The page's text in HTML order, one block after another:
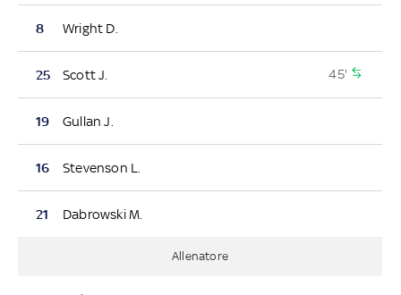
8 Wright D.
25 Scott J. 45'
19 Gullan J.
16 Stevenson L.
21 Dabrowski M.
Allenatore